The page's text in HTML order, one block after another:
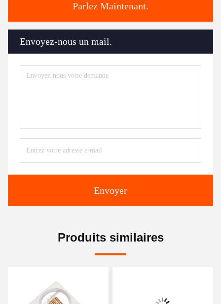
Parlez Maintenant.
Envoyez-nous un mail.
Envoyer
Produits similaires